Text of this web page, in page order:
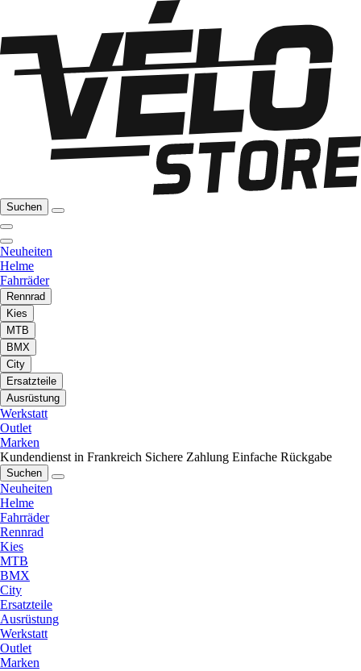
Suchen
Neuheiten
Helme
Fahrräder
Rennrad
Kies
MTB
BMX
City
Ersatzteile
Ausrüstung
Werkstatt
Outlet
Marken
Kundendienst in Frankreich Sichere Zahlung Einfache Rückgabe
Suchen
Neuheiten
Helme
Fahrräder
Rennrad
Kies
MTB
BMX
City
Ersatzteile
Ausrüstung
Werkstatt
Outlet
Marken